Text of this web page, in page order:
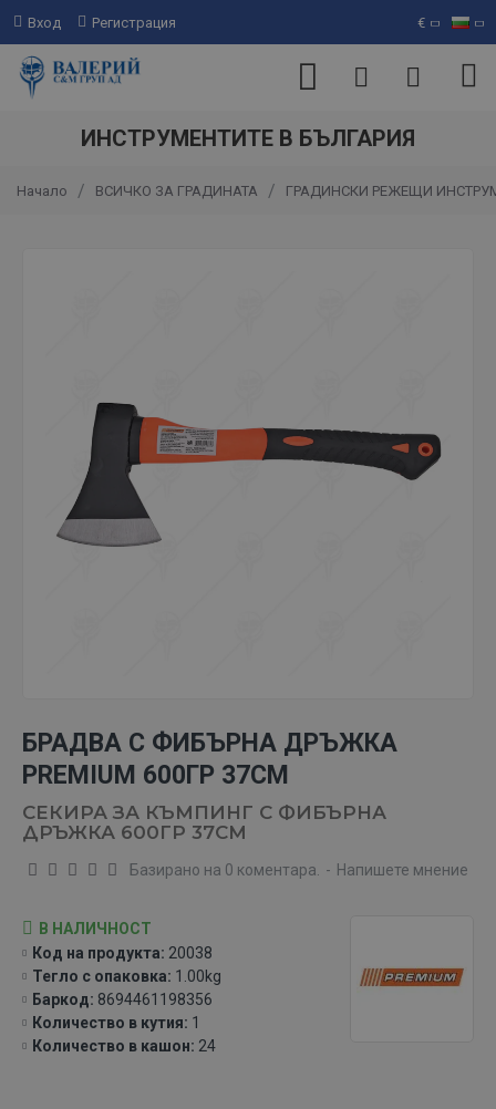
Вход Регистрация €
ИНСТРУМЕНТИТЕ В БЪЛГАРИЯ
Начало ВСИЧКО ЗА ГРАДИНАТА ГРАДИНСКИ РЕЖЕЩИ
БРАДВА С ФИБЪРНА ДРЪЖКА
PREMIUM 600ГР 37СМ
СЕКИРА ЗА КЪМПИНГ С ФИБЪРНА
ДРЪЖКА 600ГР 37СМ
В НАЛИЧНОСТ
Код на продукта: 20038
Тегло с опаковка: 1.00kg
Баркод: 8694461198356
Количество в кашон: 24
Количество в кутия: 1
Базирано на 0 коментара. - Напишете мнение